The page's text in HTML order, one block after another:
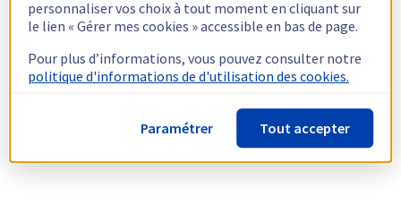
personnaliser vos choix à tout moment en cliquant sur
le lien « Gérer mes cookies » accessible en bas de page.
Pour plus d’informations, vous pouvez consulter notre
politique d'informations de d'utilisation des cookies.
Paramétrer Tout accepter